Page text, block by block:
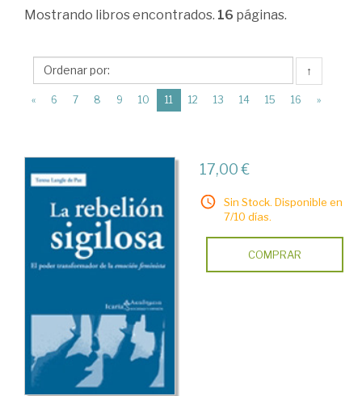
>
de
Género
social
de
Mujer
en
Mundo
Mostrando libros encontrados. 16 páginas.
↑
« 6 7 8 9 10 11 (current)
12 13 14 15 16 »
17,00 €
Sin Stock. Disponible en
7/10 días.
COMPRAR